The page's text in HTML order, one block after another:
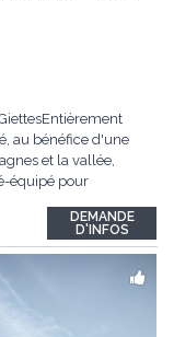
au bénéfice d'une
et la vallée,
équipé pour
chalet allie charme
DEMANDE
D'INFOS